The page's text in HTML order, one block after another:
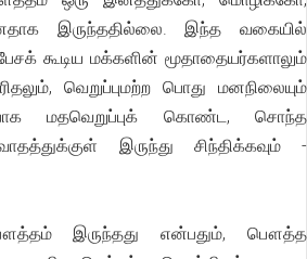
இருந்ததில்லை. இந்த வகையில்
கூடிய மக்களின் மூதாதையர்களாலும்
வெறுப்புமற்ற பொது மனநிலையும்
மதவெறுப்புக் கொண்ட, சொந்த
இருந்து சிந்திக்கவும் -
இருந்தது என்பதும், பௌத்த